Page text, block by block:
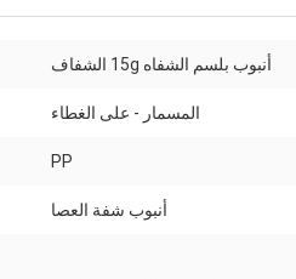
أنبوب بلسم الشفاه 15g الشفاف
المسمار - على الغطاء
PP
أنبوب شفة العصا